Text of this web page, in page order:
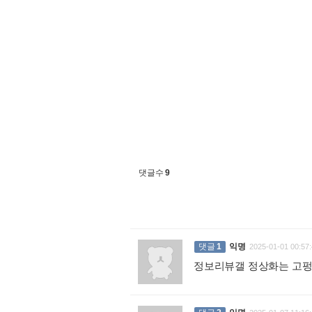
댓글수9
댓글1 익명 2025-01-01
정보리뷰갤 정상화는 고펑